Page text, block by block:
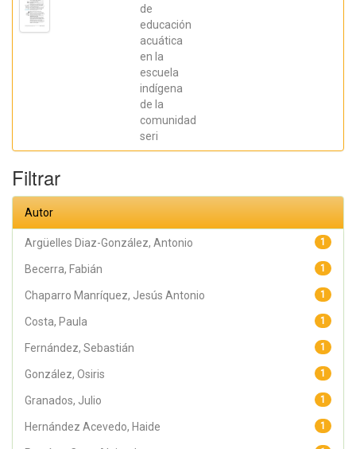
de
educación
acuática
en la
escuela
indígena
de la
comunidad
seri
Ramírez Cruz,
Granados,
Filtrar
Autor
1
Argüelles Diaz-González, Antonio
1
Becerra, Fabián
1
Chaparro Manríquez, Jesús Antonio
1
Costa, Paula
1
Fernández, Sebastián
1
González, Osiris
1
Granados, Julio
1
Hernández Acevedo, Haide